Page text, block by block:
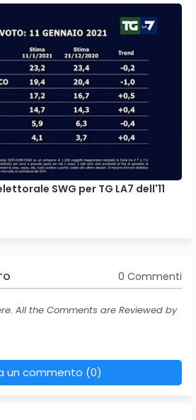
SWG per TG LA7 dell'11
0 Commenti
All the Comments are Reviewed by
un commento (0)